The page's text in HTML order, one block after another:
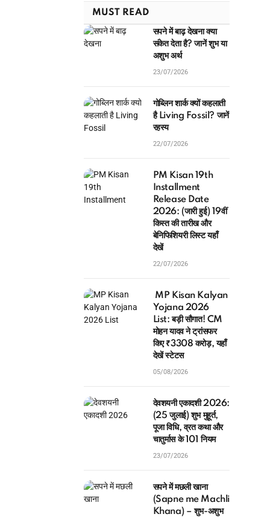
MUST READ
सपने में बाढ़ देखना क्या
संकेत देता है? जानें शुभ या
अशुभ अर्थ
23/07/2026
गोब्लिन शार्क क्यों कहलाती
है Living Fossil? जानें
रहस्य
22/07/2026
PM Kisan 19th
Installment
Release Date
2026: (जारी हुई) 19वीं
किस्त की तारीख और
बेनिफिशियरी लिस्ट यहाँ
देखें
22/07/2026
MP Kisan Kalyan
Yojana 2026
List: बड़ी सौगात! CM
मोहन यादव ने ट्रांसफर
किए ₹3308 करोड़, यहाँ
देखें स्टेटस
05/08/2026
देवशयनी एकादशी 2026:
(25 जुलाई) शुभ मुहूर्त,
पूजा विधि, व्रत कथा और
चातुर्मास के 101 नियम
23/07/2026
सपने में मछली खाना
(Sapne me Machli
Khana) – शुभ-अशुभ